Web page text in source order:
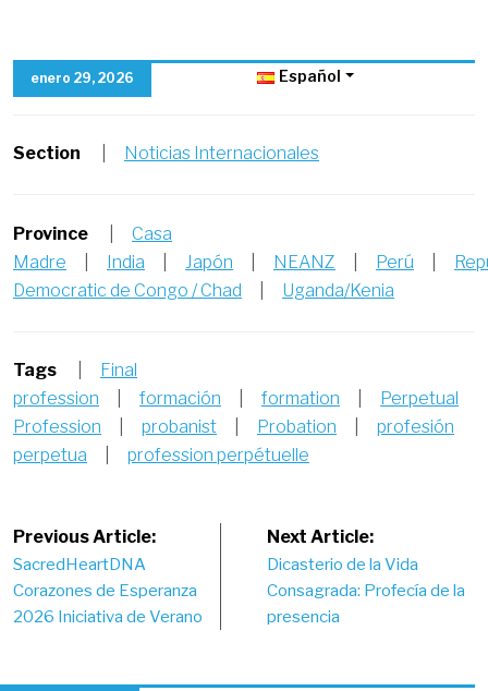
enero 29, 2026 Español
Section Noticias Internacionales
Province
Casa
Madre
India Japón NEANZ Perú
Democratic de Congo / Chad
Uganda/Kenia
Tags
Final
profession
formación formation
Perpetual
Profession
probanist Probation
profesión
perpetua
profession perpétuelle
Post
navigation
Previous Article:
SacredHeartDNA
Corazones de Esperanza
2026 Iniciativa de Verano
Next Article:
Dicasterio de la Vida
Consagrada: Profecía de la
presencia